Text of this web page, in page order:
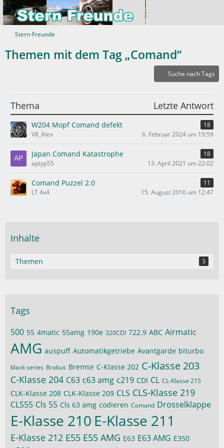
Stern-Freunde
Themen mit dem Tag „Comand“
Suche nach Tags
Thema Letzte Antwort
W204 Mopf Comand defekt
18
V8_Alex
6. Februar 2024 um 19:59
Japan Comand Katastrophe
18
aptyp55
13. April 2021 um 22:02
Comand Puzzel 2.0
11
LT 4x4
15. August 2016 um 12:47
Inhalte
Themen 3
Tags
500 55 4matic 55amg 190e 320CDI 722.9 ABC Airmatic
AMG auspuff Automatikgetriebe Avantgarde biturbo
black series Brabus Bremse C-Klasse 202 C-Klasse 203
C-Klasse 204 C63 c63 amg c219 CDI CL CL-Klasse 215
CLK-Klasse 208 CLK-Klasse 209 CLS CLS-Klasse 219
CLS55 Cls 55 Cls 63 amg codieren Comand Drosselklappe
E-Klasse 210 E-Klasse 211
E-Klasse 212 E55 E55 AMG E63 E63 AMG E350